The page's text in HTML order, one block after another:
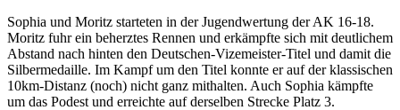
Sophia und Moritz starteten in der Jugendwertung der AK 16-18.
Moritz fuhr ein beherztes Rennen und erkämpfte sich mit deutlichem
Abstand nach hinten den Deutschen-Vizemeister-Titel und damit die
Silbermedaille. Im Kampf um den Titel konnte er auf der klassischen
10km-Distanz (noch) nicht ganz mithalten. Auch Sophia kämpfte
um das Podest und erreichte auf derselben Strecke Platz 3.